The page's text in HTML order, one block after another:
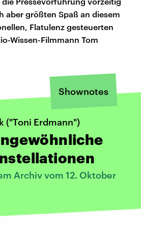
aber größten Spaß an diesem
Flatulenz gesteuerten
Wissen-Filmmann Tom
Shownotes
("Toni Erdmann")
Archiv vom 12. Oktober